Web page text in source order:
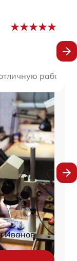
работу!
Иванов